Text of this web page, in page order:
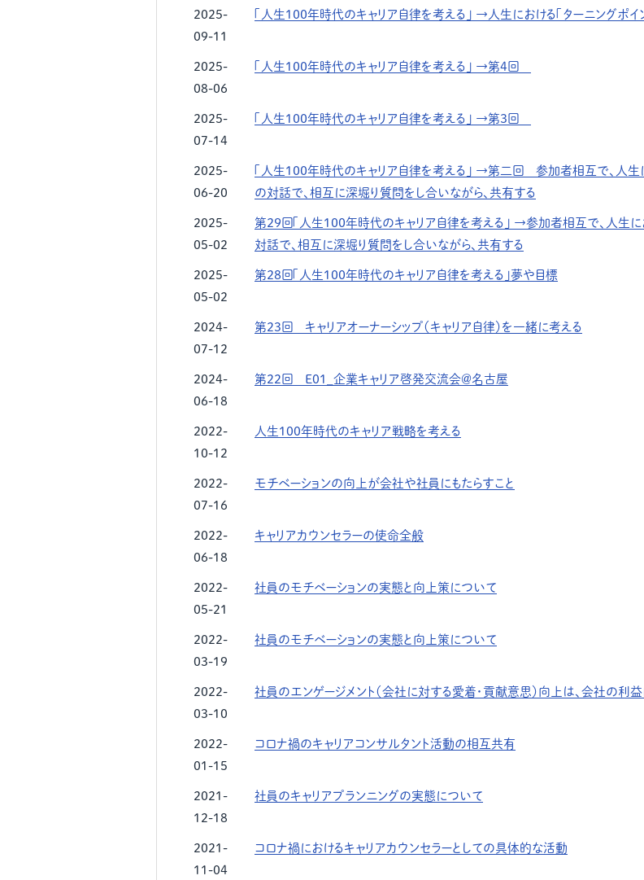
2025-
09-11
「人生１００年時代のキャリア自律を考える」 →人生における「ターニングポイ
2025-
08-06
「人生１００年時代のキャリア自律を考える」 →第4回
2025-
07-14
「人生１００年時代のキャリア自律を考える」 →第３回
2025-
06-20
「人生１００年時代のキャリア自律を考える」 →第二回 参加者相互で、人生
の対話で、相互に深堀り質問をし合いながら、共有する
2025-
05-02
第２９回「人生１００年時代のキャリア自律を考える」 →参加者相互で、人生に
対話で、相互に深堀り質問をし合いながら、共有する
2025-
05-02
第２８回「人生１００年時代のキャリア自律を考える」夢や目標
2024-
07-12
第23回 キャリアオーナーシップ（キャリア自律）を一緒に考える
2024-
06-18
第22回 E01_企業キャリア啓発交流会＠名古屋
2022-
10-12
人生100年時代のキャリア戦略を考える
2022-
07-16
モチベーションの向上が会社や社員にもたらすこと
2022-
06-18
キャリアカウンセラーの使命全般
2022-
05-21
社員のモチベーションの実態と向上策について
2022-
03-19
社員のモチベーションの実態と向上策について
2022-
03-10
社員のエンゲージメント（会社に対する愛着・貢献意思）向上は、会社の利益
2022-
01-15
コロナ禍のキャリアコンサルタント活動の相互共有
2021-
12-18
社員のキャリアプランニングの実態について
2021-
11-04
コロナ禍におけるキャリアカウンセラーとしての具体的な活動